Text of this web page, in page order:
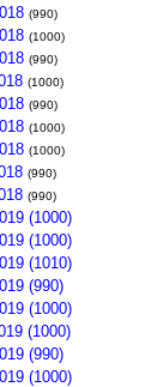
(990)
(1000)
(990)
(1000)
(990)
(1000)
(1000)
(990)
(990)
(1000)
(1000)
(1010)
(990)
(1000)
(1000)
(990)
(1000)